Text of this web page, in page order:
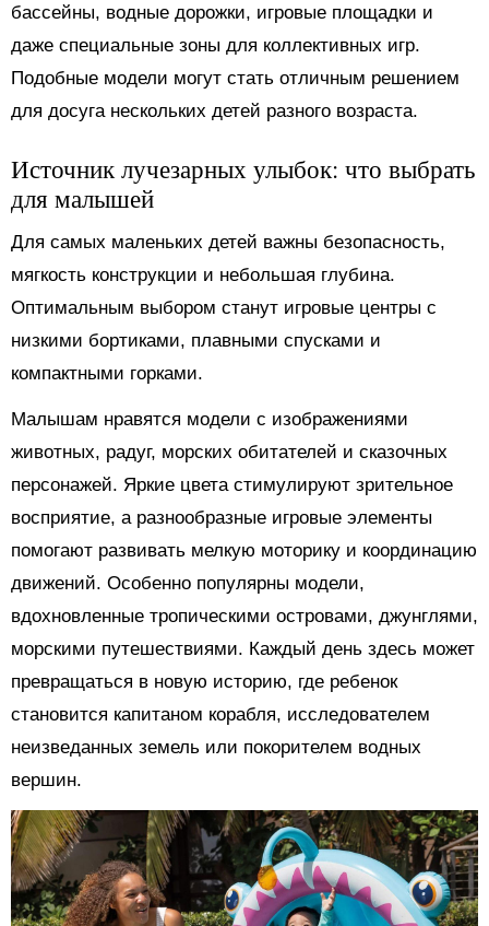
бассейны, водные дорожки, игровые площадки и
даже специальные зоны для коллективных игр.
Подобные модели могут стать отличным решением
для досуга нескольких детей разного возраста.
Источник лучезарных улыбок: что выбрать
для малышей
Для самых маленьких детей важны безопасность,
мягкость конструкции и небольшая глубина.
Оптимальным выбором станут игровые центры с
низкими бортиками, плавными спусками и
компактными горками.
Малышам нравятся модели с изображениями
животных, радуг, морских обитателей и сказочных
персонажей. Яркие цвета стимулируют зрительное
восприятие, а разнообразные игровые элементы
помогают развивать мелкую моторику и координацию
движений. Особенно популярны модели,
вдохновленные тропическими островами, джунглями,
морскими путешествиями. Каждый день здесь может
превращаться в новую историю, где ребенок
становится капитаном корабля, исследователем
неизведанных земель или покорителем водных
вершин.